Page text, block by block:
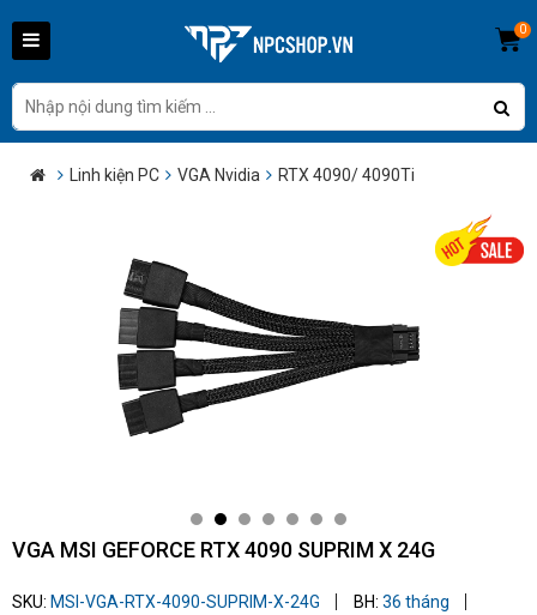
0
Linh kiện PC VGA Nvidia RTX 4090/ 4090Ti
VGA MSI GEFORCE RTX 4090 SUPRIM X 24G
SKU: MSI-VGA-RTX-4090-SUPRIM-X-24G BH: 36 tháng